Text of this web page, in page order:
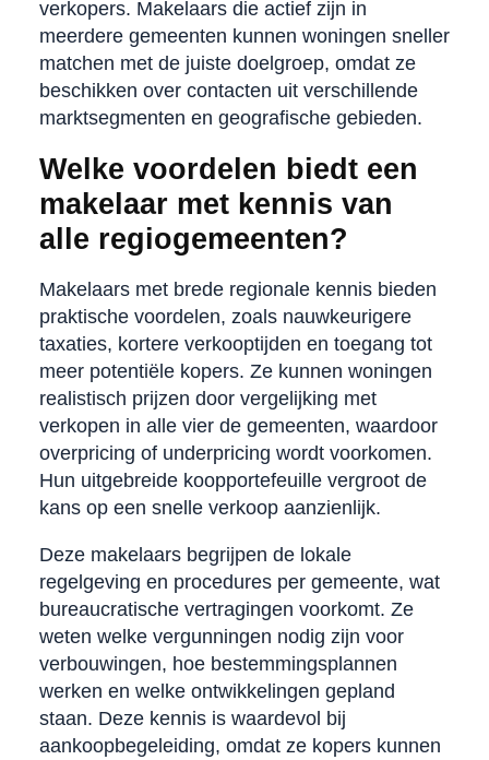
verkopers. Makelaars die actief zijn in
meerdere gemeenten kunnen woningen sneller
matchen met de juiste doelgroep, omdat ze
beschikken over contacten uit verschillende
marktsegmenten en geografische gebieden.
Welke voordelen biedt een
makelaar met kennis van
alle regiogemeenten?
Makelaars met brede regionale kennis bieden
praktische voordelen, zoals nauwkeurigere
taxaties, kortere verkooptijden en toegang tot
meer potentiële kopers. Ze kunnen woningen
realistisch prijzen door vergelijking met
verkopen in alle vier de gemeenten, waardoor
overpricing of underpricing wordt voorkomen.
Hun uitgebreide koopportefeuille vergroot de
kans op een snelle verkoop aanzienlijk.
Deze makelaars begrijpen de lokale
regelgeving en procedures per gemeente, wat
bureaucratische vertragingen voorkomt. Ze
weten welke vergunningen nodig zijn voor
verbouwingen, hoe bestemmingsplannen
werken en welke ontwikkelingen gepland
staan. Deze kennis is waardevol bij
aankoopbegeleiding, omdat ze kopers kunnen